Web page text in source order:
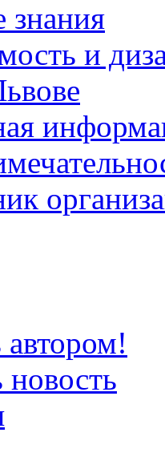
знания
и
автором!